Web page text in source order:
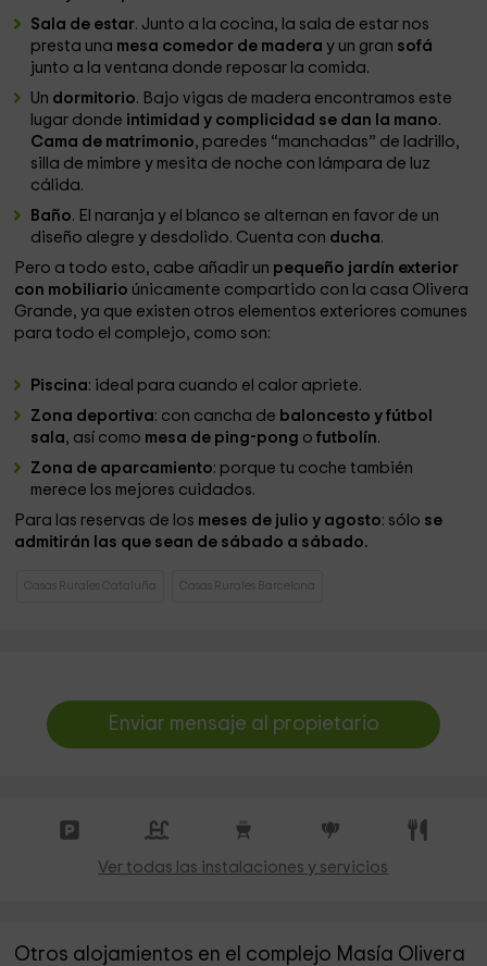
Sala de estar. Junto a la cocina, la sala de estar nos
presta una mesa comedor de madera y un gran sofá
junto a la ventana donde reposar la comida.
Un dormitorio. Bajo vigas de madera encontramos este
lugar donde intimidad y complicidad se dan la mano.
Cama de matrimonio, paredes “manchadas” de ladrillo,
silla de mimbre y mesita de noche con lámpara de luz
cálida.
Baño. El naranja y el blanco se alternan en favor de un
diseño alegre y desdolido. Cuenta con ducha.
Pero a todo esto, cabe añadir un pequeño jardín exterior
con mobiliario únicamente compartido con la casa Olivera
Grande, ya que existen otros elementos exteriores comunes
para todo el complejo, como son:
Piscina: ideal para cuando el calor apriete.
Zona deportiva: con cancha de baloncesto y fútbol
sala, así como mesa de ping-pong o futbolín.
Zona de aparcamiento: porque tu coche también
merece los mejores cuidados.
Para las reservas de los meses de julio y agosto: sólo se
admitirán las que sean de sábado a sábado.
Casas Rurales Cataluña Casas Rurales Barcelona
Enviar mensaje al propietario
Ver todas las instalaciones y servicios
Otros alojamientos en el complejo Masía Olivera